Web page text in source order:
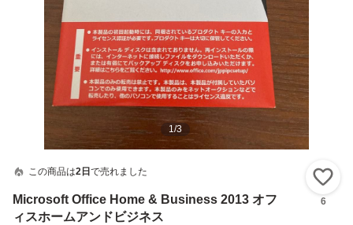
1/3
この商品は2日 で売れました
Microsoft Office Home & Business 2013 オフ
ィスホームアンドビジネス
6